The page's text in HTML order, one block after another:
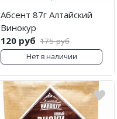
Абсент 87г Алтайский
Винокур
120 руб 175 руб
Нет в наличии